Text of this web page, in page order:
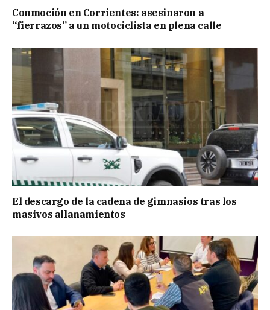
Conmoción en Corrientes: asesinaron a
“fierrazos” a un motociclista en plena calle
El descargo de la cadena de gimnasios tras los
masivos allanamientos